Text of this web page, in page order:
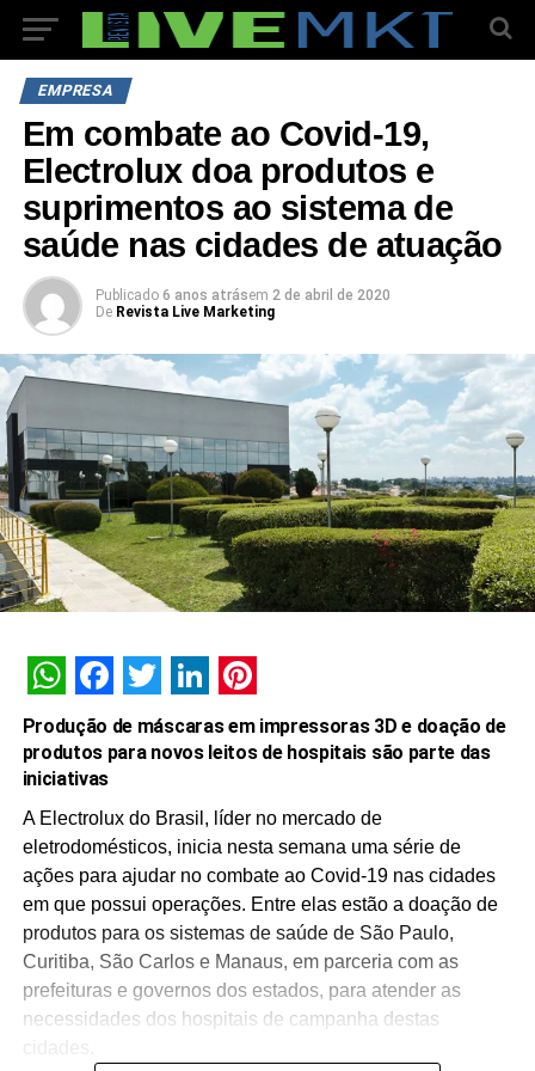
EMPRESA
Em combate ao Covid-19,
Electrolux doa produtos e
suprimentos ao sistema de
saúde nas cidades de atuação
Publicado 6 anos atrásem 2 de abril de 2020
De Revista Live Marketing
WhatsApp
Facebook
Twitter
LinkedIn
Pinterest
Produção de máscaras em impressoras 3D e doação de
produtos para novos leitos de hospitais são parte das
iniciativas
A Electrolux do Brasil, líder no mercado de
eletrodomésticos, inicia nesta semana uma série de
ações para ajudar no combate ao Covid-19 nas cidades
em que possui operações. Entre elas estão a doação de
produtos para os sistemas de saúde de São Paulo,
Curitiba, São Carlos e Manaus, em parceria com as
prefeituras e governos dos estados, para atender as
necessidades dos hospitais de campanha destas